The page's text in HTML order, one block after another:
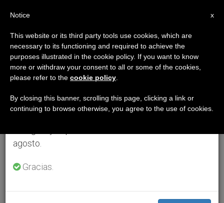
×
Aviso importante
Del 27 de julio al 7 de agosto haremos la pausa
anual, aprovechando que en el periodo de verano
se generan menos informaciones y también el
agosto.
Gracias.
x
Notice
This website or its third party tools use cookies, which are
necessary to its functioning and required to achieve the
purposes illustrated in the cookie policy. If you want to know
more or withdraw your consent to all or some of the cookies,
please refer to the cookie policy
By closing this banner, scrolling this page, clicking a link or
continuing to browse otherwise, you agree to the use of cookies.